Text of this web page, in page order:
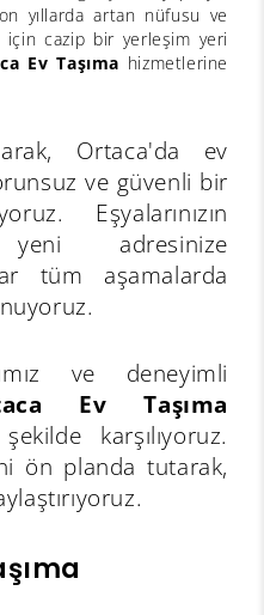
yıllarda artan nüfusu ve
cazip bir yerleşim yeri
Ev Taşıma hizmetlerine
Ortaca'da ev
ve güvenli bir
Eşyalarınızın
yeni adresinize
tüm aşamalarda
ve deneyimli
Ev Taşıma
karşılıyoruz.
ön planda tutarak,